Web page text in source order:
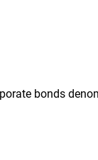
bonds